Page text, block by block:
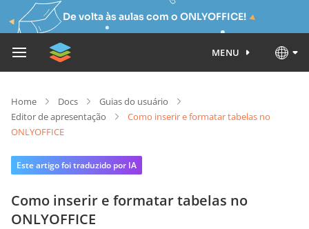
De volta às aulas com o ONLYOFFICE!
MENU
Home Docs
Guias do usuário
Editor de apresentação
Como inserir e formatar tabelas no
ONLYOFFICE
Este artigo foi traduzido por IA
Como inserir e formatar tabelas no
ONLYOFFICE